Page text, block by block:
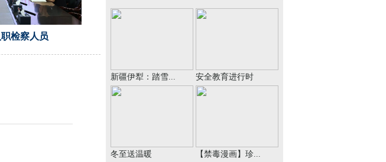
检察人员
新疆伊犁：踏雪... 安全教育进行时
冬至送温暖 【禁毒漫画】珍...